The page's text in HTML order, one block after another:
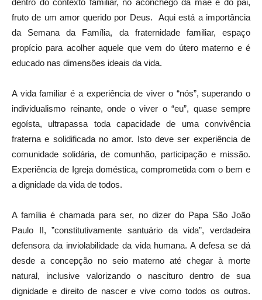
fruto de um amor querido por Deus. Aqui está a importância
da Semana da Família, da fraternidade familiar, espaço
propício para acolher aquele que vem do útero materno e é
educado nas dimensões ideais da vida.
A vida familiar é a experiência de viver o “nós”, superando o
individualismo reinante, onde o viver o “eu”, quase sempre
egoísta, ultrapassa toda capacidade de uma convivência
fraterna e solidificada no amor. Isto deve ser experiência de
comunidade solidária, de comunhão, participação e missão.
Experiência de Igreja doméstica, comprometida com o bem e
a dignidade da vida de todos.
A família é chamada para ser, no dizer do Papa São João
Paulo II, ”constitutivamente santuário da vida”, verdadeira
defensora da inviolabilidade da vida humana. A defesa se dá
desde a concepção no seio materno até chegar à morte
natural, inclusive valorizando o nascituro dentro de sua
dignidade e direito de nascer e vive como todos os outros.